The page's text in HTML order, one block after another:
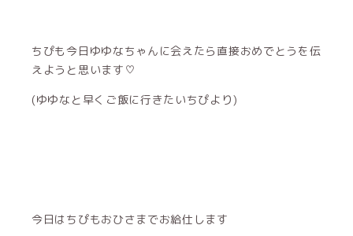
ちぴも今日ゆゆなちゃんに会えたら直接おめでとうを伝
えようと思います♡
(ゆゆなと早くご飯に行きたいちぴより)
今日はちぴもおひさまでお給仕します